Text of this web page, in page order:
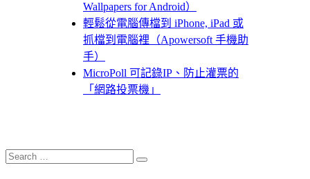
Wallpapers for Android）
輕鬆從電腦傳檔到 iPhone, iPad 或
抓檔到電腦裡（Apowersoft 手機助
手）
MicroPoll 可記錄IP、防止灌票的
「網路投票機」
Search
for:
Search